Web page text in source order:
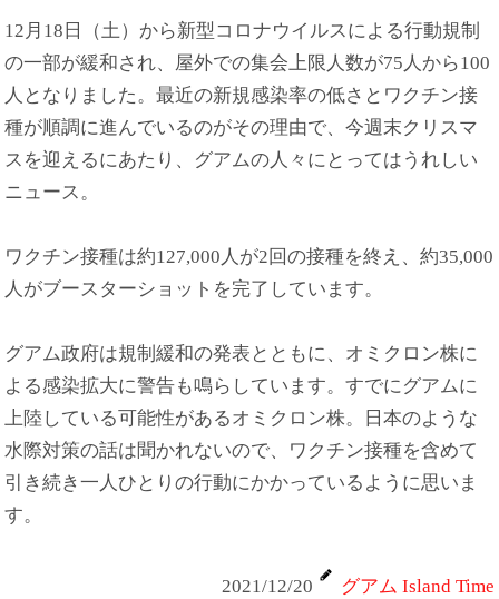
12月18日（土）から新型コロナウイルスによる行動規制
の一部が緩和され、屋外での集会上限人数が75人から100
人となりました。最近の新規感染率の低さとワクチン接
種が順調に進んでいるのがその理由で、今週末クリスマ
スを迎えるにあたり、グアムの人々にとってはうれしい
ニュース。
ワクチン接種は約127,000人が2回の接種を終え、約35,000
人がブースターショットを完了しています。
グアム政府は規制緩和の発表とともに、オミクロン株に
よる感染拡大に警告も鳴らしています。すでにグアムに
上陸している可能性があるオミクロン株。日本のような
水際対策の話は聞かれないので、ワクチン接種を含めて
引き続き一人ひとりの行動にかかっているように思いま
す。
2021/12/20 グアム Island Time